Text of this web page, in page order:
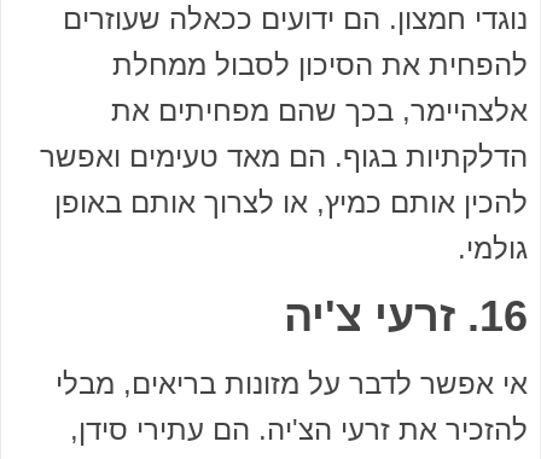
נוגדי חמצון. הם ידועים ככאלה שעוזרים
להפחית את הסיכון לסבול ממחלת
אלצהיימר, בכך שהם מפחיתים את
הדלקתיות בגוף. הם מאד טעימים ואפשר
להכין אותם כמיץ, או לצרוך אותם באופן
גולמי.
16. זרעי צ'יה
אי אפשר לדבר על מזונות בריאים, מבלי
להזכיר את זרעי הצ'יה. הם עתירי סידן,